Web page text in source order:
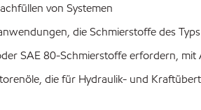
von Systemen
die Schmierstoffe des
SAE 80-Schmierstoffe erfordern, mit
die für Hydraulik- und